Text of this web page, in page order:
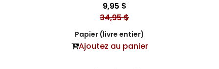
9,95 $
34,95 $
Papier (livre entier)
Ajoutez au panier